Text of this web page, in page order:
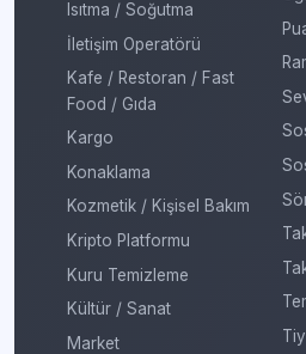
Isıtma / Soğutma
İletişim Operatörü
Kafe / Restoran / Fast
Food / Gıda
Kargo
Konaklama
Kozmetik / Kişisel Bakım
Kripto Platformu
Kuru Temizleme
Kültür / Sanat
Market